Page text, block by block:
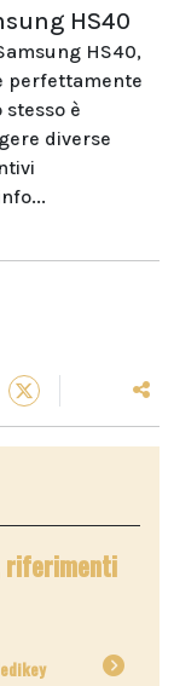
HS40
HS40,
perfettamente
è
diverse
riferimenti